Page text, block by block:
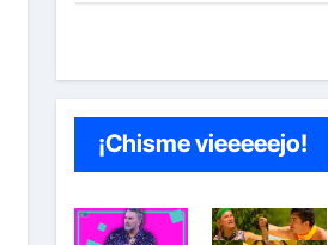
¡Chisme vieeeeejo!